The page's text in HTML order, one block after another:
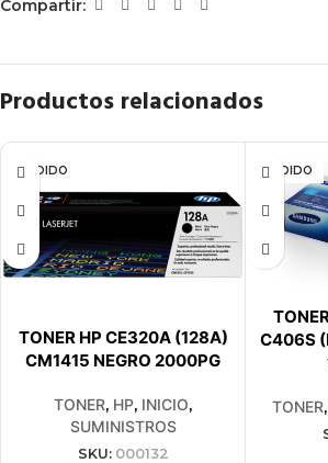
Compartir:
Productos relacionados
VENDIDO
TONER HP CE320A (128A)
CM1415 NEGRO 2000PG
TONER, HP, INICIO,
SUMINISTROS
SKU: 000132
VENDIDO
C406S
TONER,